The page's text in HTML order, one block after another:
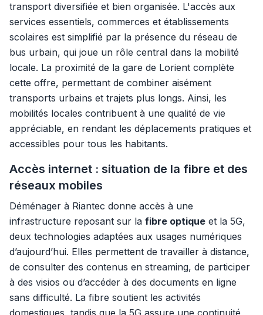
transport diversifiée et bien organisée. L'accès aux
services essentiels, commerces et établissements
scolaires est simplifié par la présence du réseau de
bus urbain, qui joue un rôle central dans la mobilité
locale. La proximité de la gare de Lorient complète
cette offre, permettant de combiner aisément
transports urbains et trajets plus longs. Ainsi, les
mobilités locales contribuent à une qualité de vie
appréciable, en rendant les déplacements pratiques et
accessibles pour tous les habitants.
Accès internet : situation de la fibre et des
réseaux mobiles
Déménager à Riantec donne accès à une
infrastructure reposant sur la fibre optique et la 5G,
deux technologies adaptées aux usages numériques
d’aujourd’hui. Elles permettent de travailler à distance,
de consulter des contenus en streaming, de participer
à des visios ou d’accéder à des documents en ligne
sans difficulté. La fibre soutient les activités
domestiques, tandis que la 5G assure une continuité